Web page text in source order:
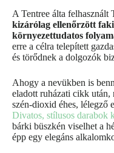
A Tentree álta felhasznált
kizárólag ellenőrzött
környezettudatos
erre a célra telepített
és törődnek a dolgozók
Ahogy a nevükben is
eladott ruházati cikk
szén-dioxid éhes, lélegző
Divatos, stílusos darabok
bárki büszkén viselhet a
épp egy elegáns